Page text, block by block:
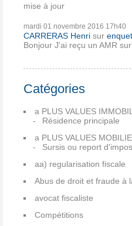
mise à jour
mardi 01 novembre 2016 17h40
CARRERAS Henri sur
Bonjour J'ai reçu un AMR
Catégories
a PLUS VALUES
Résidence principale
a PLUS VALUES
Sursis ou report
aa) regularisation fiscale
Abus de droit et fraude à
avocat fiscaliste
Compétitions